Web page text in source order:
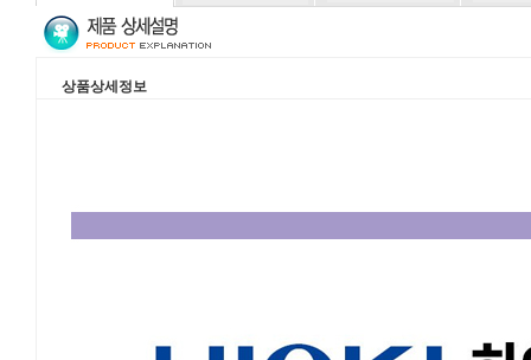
상품상세정보